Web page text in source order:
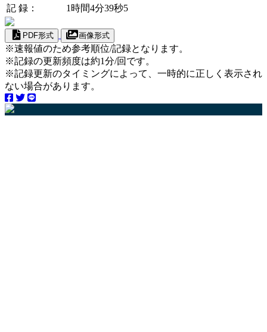
記 録：
1時間4分39秒5
PDF形式 画像形式
※速報値のため参考順位/記録となります。
※記録の更新頻度は約1分/回です。
※記録更新のタイミングによって、一時的に正しく表示され
ない場合があります。